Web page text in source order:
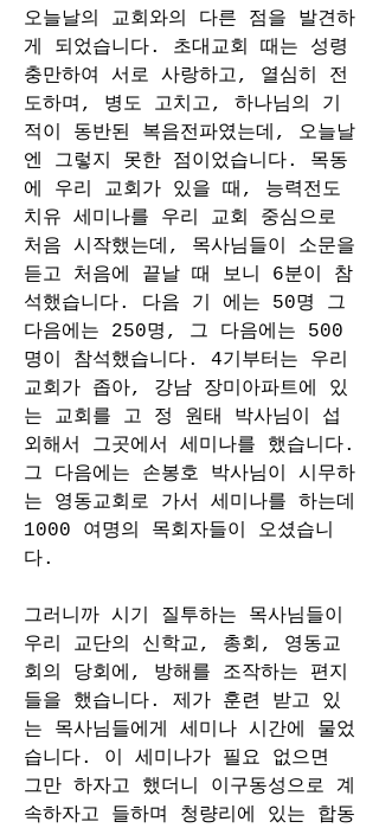
오늘날의 교회와의 다른 점을 발견하
게 되었습니다. 초대교회 때는 성령
충만하여 서로 사랑하고, 열심히 전
도하며, 병도 고치고, 하나님의 기
적이 동반된 복음전파였는데, 오늘날
엔 그렇지 못한 점이었습니다. 목동
에 우리 교회가 있을 때, 능력전도
치유 세미나를 우리 교회 중심으로
처음 시작했는데, 목사님들이 소문을
듣고 처음에 끝날 때 보니 6분이 참
석했습니다. 다음 기 에는 50명 그
다음에는 250명, 그 다음에는 500
명이 참석했습니다. 4기부터는 우리
교회가 좁아, 강남 장미아파트에 있
는 교회를 고 정 원태 박사님이 섭
외해서 그곳에서 세미나를 했습니다.
그 다음에는 손봉호 박사님이 시무하
는 영동교회로 가서 세미나를 하는데
1000 여명의 목회자들이 오셨습니
다.
그러니까 시기 질투하는 목사님들이
우리 교단의 신학교, 총회, 영동교
회의 당회에, 방해를 조작하는 편지
들을 했습니다. 제가 훈련 받고 있
는 목사님들에게 세미나 시간에 물었
습니다. 이 세미나가 필요 없으면
그만 하자고 했더니 이구동성으로 계
속하자고 들하며 청량리에 있는 합동